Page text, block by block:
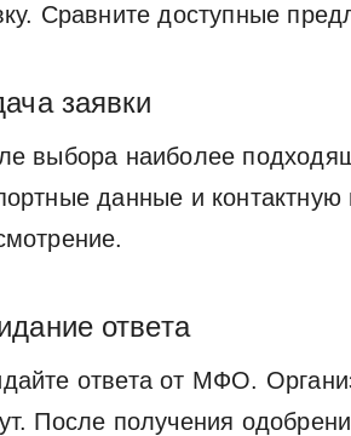
Сравните доступные
заявки
выбора наиболее
данные и
ответа
ответа от МФО.
После получения